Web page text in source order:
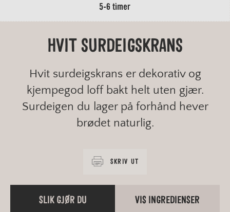
5-6 timer
HVIT SURDEIGSKRANS
Hvit surdeigskrans er dekorativ og
kjempegod loff bakt helt uten gjær.
Surdeigen du lager på forhånd hever
brødet naturlig.
SKRIV UT
SLIK GJØR DU VIS INGREDIENSER